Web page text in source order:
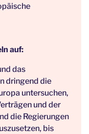
auf:
das
dringend die
untersuchen,
und der
die Regierungen
bis